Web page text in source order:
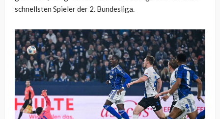
schnellsten Spieler der 2. Bundesliga.